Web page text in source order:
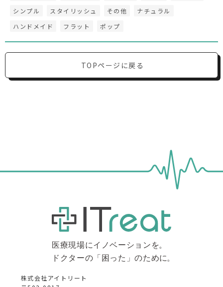
シンプル
スタイリッシュ その他
ナチュラル
ハンドメイド
フラット ポップ
TOPページに戻る
株式会社アイトリート